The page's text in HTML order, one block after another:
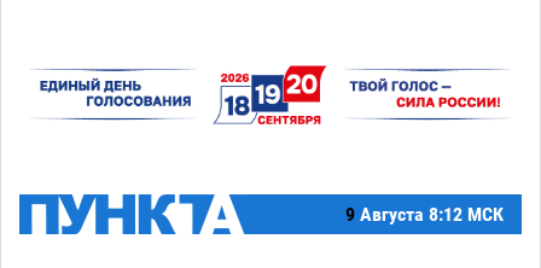
9 Августа 8:12 МСК